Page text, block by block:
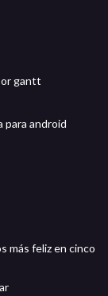
gantt
para android
más feliz en cinco